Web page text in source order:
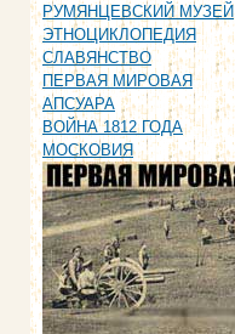
РУМЯНЦЕВСКИЙ МУЗЕЙ
ЭТНОЦИКЛОПЕДИЯ
СЛАВЯНСТВО
ПЕРВАЯ МИРОВАЯ
АПСУАРА
ВОЙНА 1812 ГОДА
МОСКОВИЯ